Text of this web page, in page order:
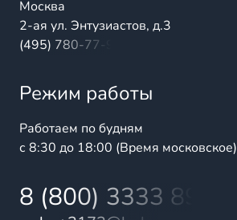
Москва
2-ая ул. Энтузиастов, д.3
(495) 780-77-98
Режим работы
Работаем по будням
с 8:30 до 18:00 (Время московское)
8 (800) 3333 899